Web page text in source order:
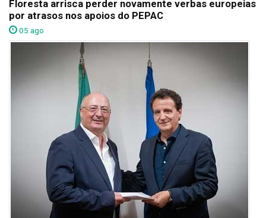
Floresta arrisca perder novamente verbas europeias
por atrasos nos apoios do PEPAC
05 ago